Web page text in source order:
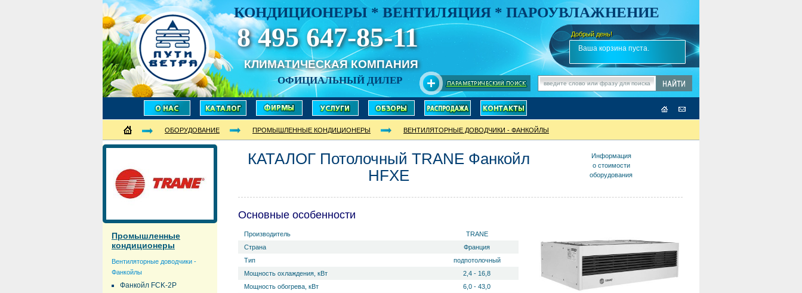
КОНДИЦИОНЕРЫ * ВЕНТИЛЯЦИЯ * ПАРОУВЛАЖНЕНИЕ
8 495 647-85-11
КЛИМАТИЧЕСКАЯ КОМПАНИЯ
ОФИЦИАЛЬНЫЙ ДИЛЕР
Добрый день!
✎Ваша корзина пуста.
ОБОРУДОВАНИЕ ПРОМЫШЛЕННЫЕ КОНДИЦИОНЕРЫ ВЕНТИЛЯТОРНЫЕ ДОВОДЧИКИ - ФАНКОЙЛЫ
Промышленные
кондиционеры
Вентиляторные доводчики -
Фанкойлы
Фанкойл FCK-2P
КАТАЛОГ Потолочный TRANE Фанкойл
HFXE
Информация
о стоимости
оборудования
Основные особенности
Производитель
TRANE
Страна
Франция
Тип
подпотолочный
Мощность охлаждения, кВт
2,4 - 16,8
Мощность обогрева, кВт
6,0 - 43,0